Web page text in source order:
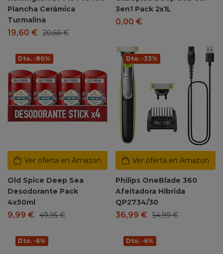
Plancha Cerámica
Turmalina
19,60 € 20,66€
3en1 Pack 2x1L
0,00 €
Ver oferta en Amazon
Dto. -80%
Old Spice Deep Sea
Desodorante Pack
4x50ml
9,99 € 49,95€
Ver oferta en Amazon
Dto. -33%
Philips OneBlade 360
Afeitadora Híbrida
QP2734/30
36,99 € 54,99€
Dto. -6% Dto. -6%